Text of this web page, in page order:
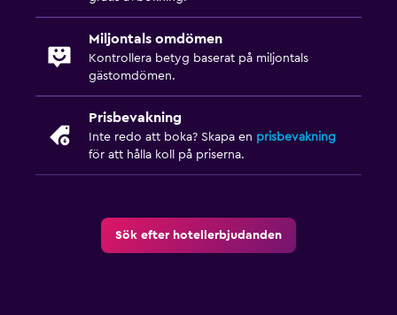
Tvätt-/kemtvättsservice
Strykjärn och strykbräda
Parkering och transport
Transferservice (gratis)
Miljontals omdömen
Kontrollera betyg baserat på miljontals
gästomdömen.
Prisbevakning
Inte redo att boka? Skapa en prisbevakning
för att hålla koll på priserna.
Sök efter hotellerbjudanden